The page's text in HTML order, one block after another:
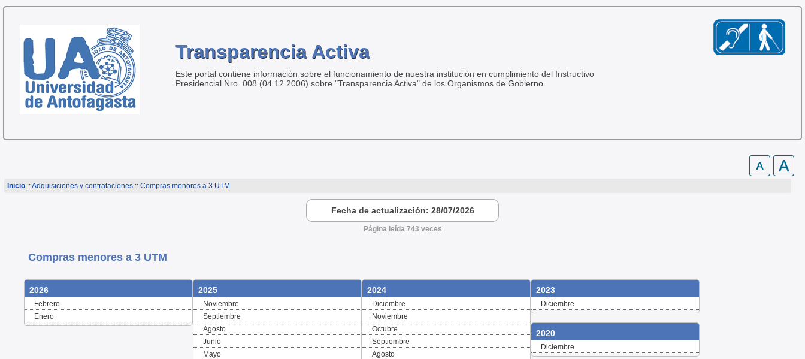
Transparencia Activa
Este portal contiene información sobre el funcionamiento de nuestra institución en cumplimiento del Instructivo
Presidencial Nro. 008 (04.12.2006) sobre "Transparencia Activa" de los Organismos de Gobierno.
Inicio:: Adquisiciones y contrataciones :: Compras menores a 3 UTM
Fecha de actualización: 28/07/2026
Página leída 743 veces
Compras menores a 3 UTM
2026
Febrero
Enero
2025
Noviembre
Septiembre
Agosto
Junio
Mayo
2024
Diciembre
Noviembre
Octubre
Septiembre
Agosto
2023
Diciembre
2020
Diciembre